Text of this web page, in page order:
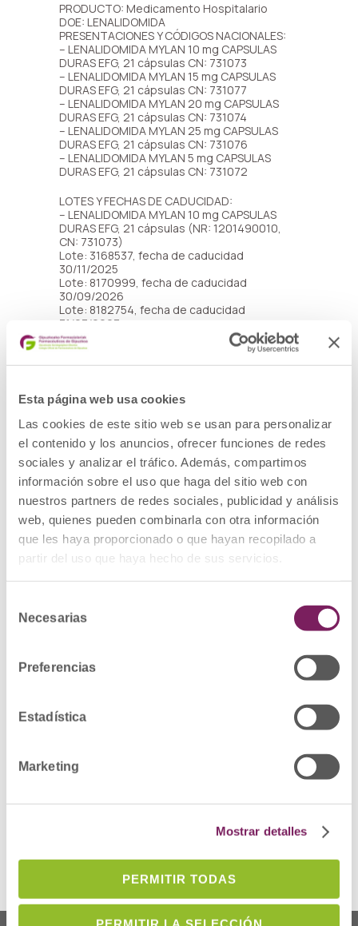
Esta página web usa cookies
Las cookies de este sitio web se usan para personalizar
el contenido y los anuncios, ofrecer funciones de redes
sociales y analizar el tráfico. Además, compartimos
información sobre el uso que haga del sitio web con
nuestros partners de redes sociales, publicidad y análisis
web, quienes pueden combinarla con otra información
que les haya proporcionado o que hayan recopilado a
partir del uso que haya hecho de sus servicios.
Necesarias
Preferencias
Estadística
Marketing
Mostrar detalles
PERMITIR TODAS
PRODUCTO: Medicamento Hospitalario
DOE: LENALIDOMIDA
PRESENTACIONES Y CÓDIGOS NACIONALES:
– LENALIDOMIDA MYLAN 10 mg CAPSULAS
DURAS EFG, 21 cápsulas CN: 731073
– LENALIDOMIDA MYLAN 15 mg CAPSULAS
DURAS EFG, 21 cápsulas CN: 731077
– LENALIDOMIDA MYLAN 20 mg CAPSULAS
DURAS EFG, 21 cápsulas CN: 731074
– LENALIDOMIDA MYLAN 25 mg CAPSULAS
DURAS EFG, 21 cápsulas CN: 731076
– LENALIDOMIDA MYLAN 5 mg CAPSULAS
DURAS EFG, 21 cápsulas CN: 731072
LOTES Y FECHAS DE CADUCIDAD:
– LENALIDOMIDA MYLAN 10 mg CAPSULAS
DURAS EFG, 21 cápsulas (NR: 1201490010,
CN: 731073)
Lote: 3168537, fecha de caducidad
30/11/2025
Lote: 8170999, fecha de caducidad
30/09/2026
Lote: 8182754, fecha de caducidad
31/03/2027
– LENALIDOMIDA MYLAN 15 mg CAPSULAS
DURAS EFG, 21 cápsulas (NR: 1201490012,
Lote: 8176404, fecha de caducidad
31/12/2026
– LENALIDOMIDA MYLAN 20 mg CAPSULAS
DURAS EFG, 21 cápsulas (NR: 1201490015,
CN: 731074)
Lote: 3204427, fecha de caducidad
– LENALIDOMIDA MYLAN 25 mg CAPSULAS
DURAS EFG, 21 cápsulas (NR: 1201490018,
CN: 731076)
Lote: 3179819, fecha de caducidad
DURAS EFG, 21 cápsulas (NR: 1201490005,
28/02/2027
Lote: 8182752, fecha de caducidad
DESCRIPCIÓN DEL DEFECTO: Cápsulas rotas y
Retirada del mercado de todas las unidades